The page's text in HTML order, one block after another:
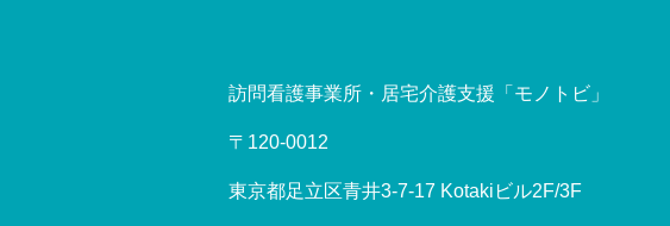
訪問看護事業所・居宅介護支援「モノトビ」
〒120-0012
東京都足立区青井3-7-17 Kotakiビル2F/3F